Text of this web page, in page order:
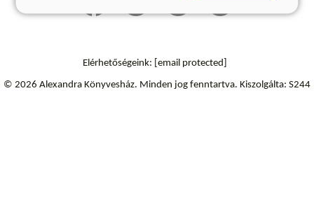
Elérhetőségeink: [email protected]
© 2026 Alexandra Könyvesház. Minden jog fenntartva. Kiszolgálta: S244